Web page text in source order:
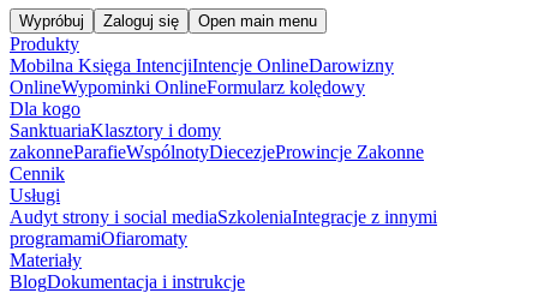
Wypróbuj Zaloguj się Open main menu
Produkty
Mobilna Księga IntencjiIntencje OnlineDarowizny
OnlineWypominki OnlineFormularz kolędowy
Dla kogo
SanktuariaKlasztory i domy
zakonneParafieWspólnotyDiecezjeProwincje Zakonne
Cennik
Usługi
Audyt strony i social mediaSzkoleniaIntegracje z innymi
programamiOfiaromaty
Materiały
BlogDokumentacja i instrukcje